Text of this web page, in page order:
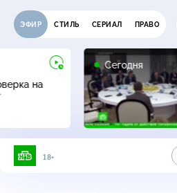
ЭФИР СТИЛЬ СЕРИАЛ ПРАВО
на
Сегодня
18+